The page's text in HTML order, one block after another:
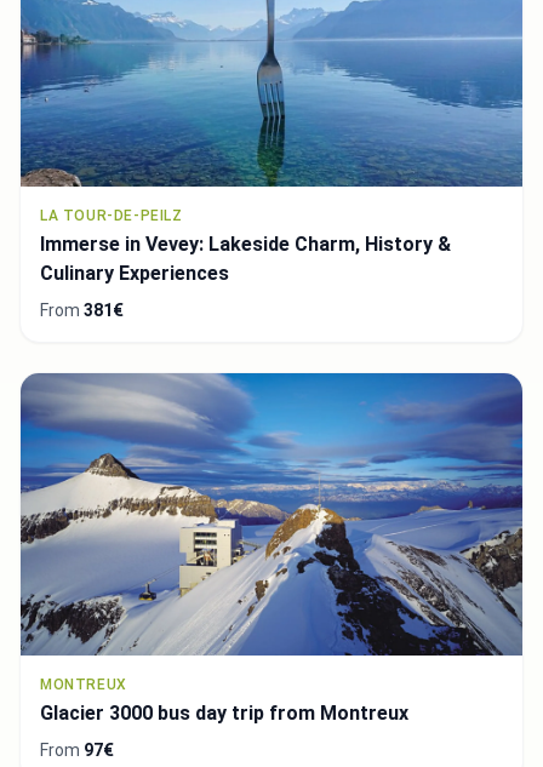
LA TOUR-DE-PEILZ
Immerse in Vevey: Lakeside Charm, History &
Culinary Experiences
From 381€
MONTREUX
Glacier 3000 bus day trip from Montreux
From 97€